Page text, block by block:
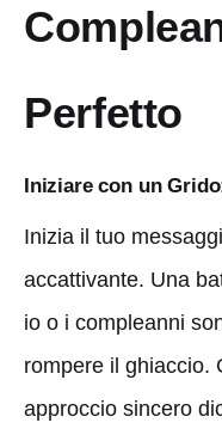
Perfetto
Iniziare con un
Inizia il tuo
accattivante. Una
io o i compleanni
rompere il ghiaccio.
approccio sincero